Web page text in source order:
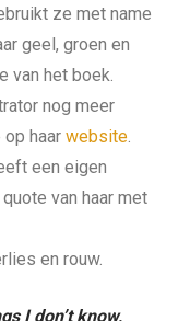
ze met name
geel, groen en
van het boek.
nog meer
haar website.
een eigen
van haar met
en rouw.
I don’t know,